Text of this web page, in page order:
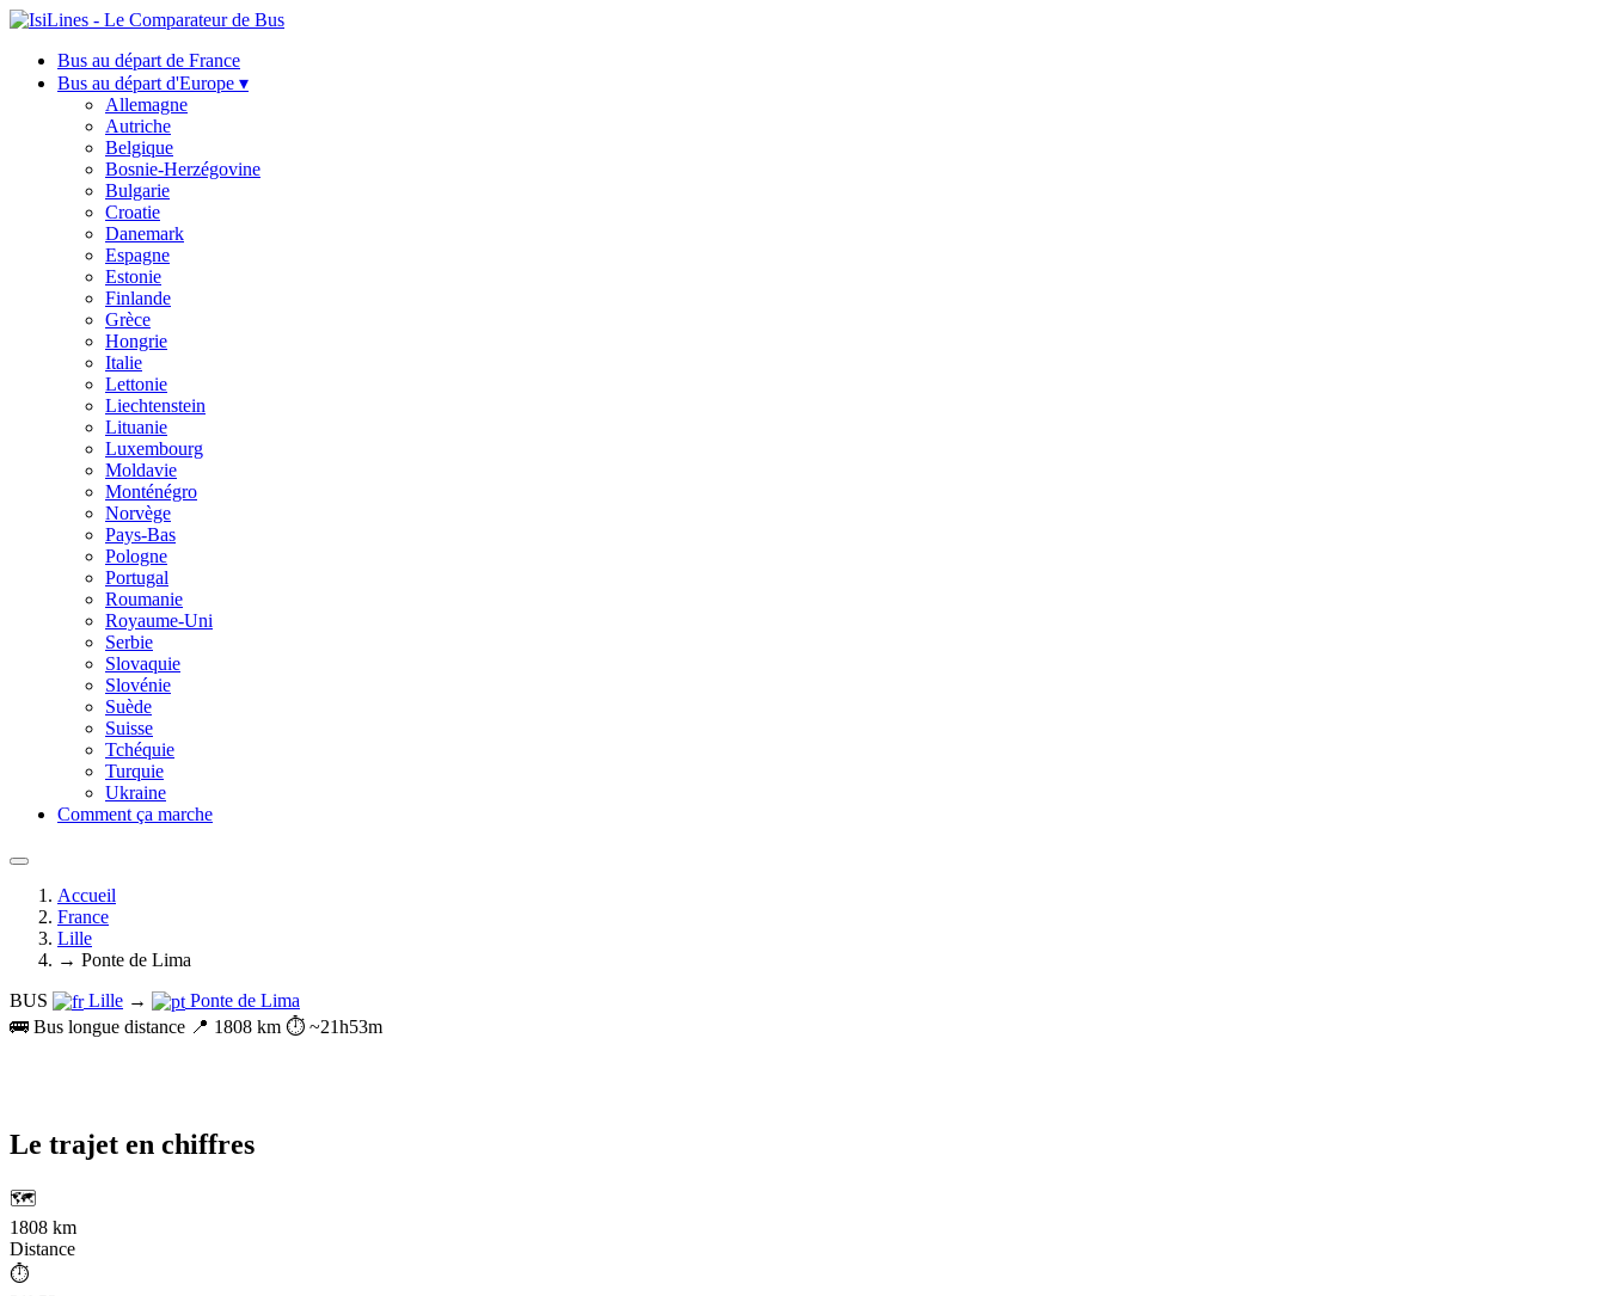
Bus au départ de France
Bus au départ d'Europe ▾
Allemagne
Autriche
Belgique
Bosnie-Herzégovine
Bulgarie
Croatie
Danemark
Espagne
Estonie
Finlande
Grèce
Hongrie
Italie
Lettonie
Liechtenstein
Lituanie
Luxembourg
Moldavie
Monténégro
Norvège
Pays-Bas
Pologne
Portugal
Roumanie
Royaume-Uni
Serbie
Slovaquie
Slovénie
Suède
Suisse
Tchéquie
Turquie
Ukraine
Comment ça marche
Accueil
France
Lille
→ Ponte de Lima
BUS
Lille →
Ponte de Lima
🚌 Bus longue distance 📍 1808 km ⏱️ ~21h53m
Le trajet en chiffres
🗺️
1808 km
Distance
⏱️